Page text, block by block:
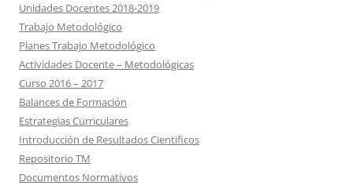
Unidades Docentes 2018-2019
Trabajo Metodológico
Planes Trabajo Metodológico
Actividades Docente – Metodológicas
Curso 2016 – 2017
Balances de Formación
Estrategias Curriculares
Introducción de Resultados Cientificos
Repositorio TM
Documentos Normativos